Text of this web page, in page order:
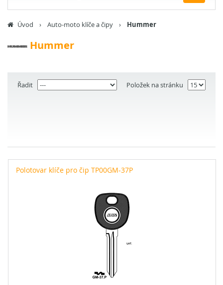
Úvod › Auto-moto klíče a čipy › Hummer
Hummer
Řadit Položek na stránku
Polotovar klíče pro čip TP00GM-37P